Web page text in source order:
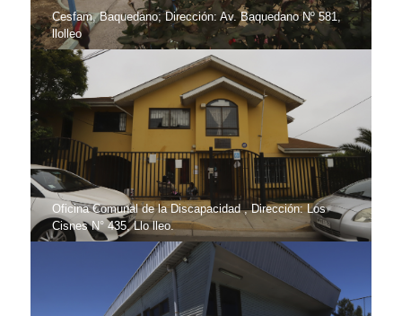
Cesfam, Baquedano; Dirección: Av. Baquedano Nº 581,
llolleo
Oficina Comunal de la Discapacidad , Dirección: Los
Cisnes N° 435, Llo lleo.